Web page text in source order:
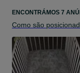
ENCONTRÁMOS 7
Como são